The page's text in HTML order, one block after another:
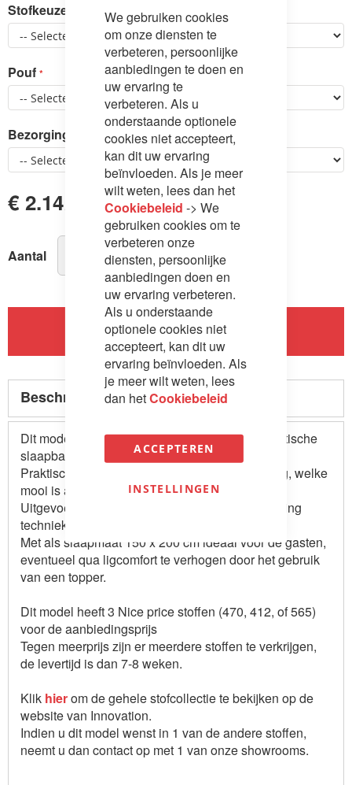
We gebruiken cookies
om onze diensten te
verbeteren, persoonlijke
aanbiedingen te doen en
uw ervaring te
verbeteren. Als u
onderstaande optionele
cookies niet accepteert,
kan dit uw ervaring
beïnvloeden. Als je meer
wilt weten, lees dan het
Cookiebeleid -> We
gebruiken cookies om te
verbeteren onze
diensten, persoonlijke
aanbiedingen doen en
uw ervaring verbeteren.
Als u onderstaande
optionele cookies niet
accepteert, kan dit uw
ervaring beïnvloeden. Als
je meer wilt weten, lees
dan hetCookiebeleid
ACCEPTEREN
INSTELLINGEN
Stofkeuze
Pouf
Bezorging en montage
€ 2.142,00
Aantal
In Winkelwagen
Beschrijving
Dit model slaapbank van Innovation is een praktische
slaapbank voor het hele gezin.
Praktisch door zijn opbergruimte onder de zitting, welke
mooi is afgewerkt..
Uitgevoerd met een soft comfort dual pocket spring
techniek, voor een beter zit en ligcomfort.
Met als slaapmaat 150 x 200 cm ideaal voor de gasten,
eventueel qua ligcomfort te verhogen door het gebruik
van een topper.
Dit model heeft 3 Nice price stoffen (470, 412, of 565)
voor de aanbiedingsprijs
Tegen meerprijs zijn er meerdere stoffen te verkrijgen,
de levertijd is dan 7-8 weken.
Klik hierom de gehele stofcollectie te bekijken op de
website van Innovation.
Indien u dit model wenst in 1 van de andere stoffen,
neemt u dan contact op met 1 van onze showrooms.